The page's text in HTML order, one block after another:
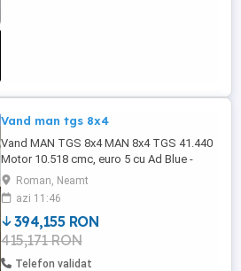
Vand man tgs 8x4
Vand MAN TGS 8x4 MAN 8x4 TGS 41.440
Motor 10.518 cmc, euro 5 cu Ad Blue -
instalatia de Ad Blue fuctioneaza perfect.
Cutie de viteze manuala ZF Masa maxima
autorizata : 44.000 kg Masa proprie:
14.600 kg Putere motor : 324 kw - 440 CP
Bena VS MONT VSP Instalatie de
basculare HYVA Deschidere oblon bena ...
Roman, Neamt
azi 11:46
394,155 RON
415,171 RON
Telefon validat